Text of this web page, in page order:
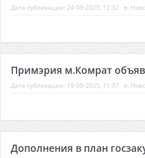
Дата публикации: 24-09-2025, 12:32 в:
Примэрия м.Комрат
Дата публикации: 19-09-2025, 11:37 в:
Дополнения в план